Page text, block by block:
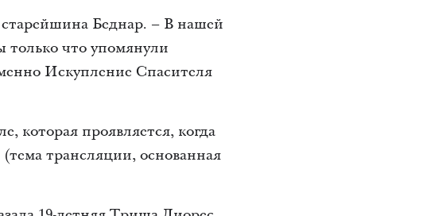
старейшина Беднар. – В нашей
что упомянули
Искупление Спасителя
которая проявляется, когда
трансляции, основанная